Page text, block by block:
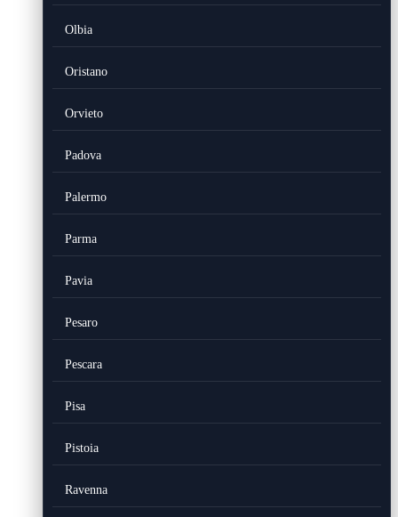
Olbia
Oristano
Orvieto
Padova
Palermo
Parma
Pavia
Pesaro
Pescara
Pisa
Pistoia
Ravenna